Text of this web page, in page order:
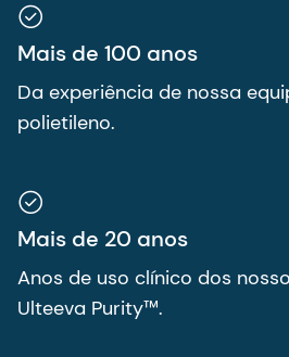
Mais de 100 anos
Da experiência de nossa
polietileno.
Mais de 20 anos
Anos de uso clínico dos
Ulteeva Purity™.